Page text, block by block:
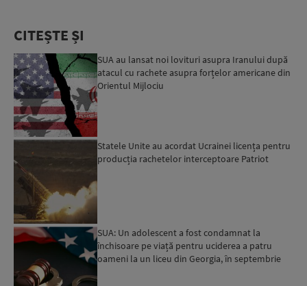
CITEȘTE ȘI
SUA au lansat noi lovituri asupra Iranului după
atacul cu rachete asupra forțelor americane din
Orientul Mijlociu
Statele Unite au acordat Ucrainei licența pentru
producția rachetelor interceptoare Patriot
SUA: Un adolescent a fost condamnat la
închisoare pe viață pentru uciderea a patru
oameni la un liceu din Georgia, în septembrie